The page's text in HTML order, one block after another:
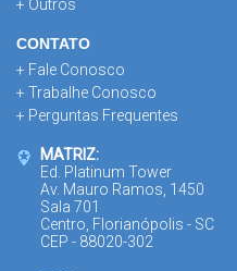
+ Outros
CONTATO
+ Fale Conosco
+ Trabalhe Conosco
+ Perguntas Frequentes
MATRIZ:
Ed. Platinum Tower
Av. Mauro Ramos, 1450
Sala 701
Centro, Florianópolis - SC
CEP - 88020-302